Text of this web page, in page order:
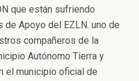
que están sufriendo
Apoyo del EZLN. uno de
compañeros de la
Autónomo Tierra y
el municipio oficial de